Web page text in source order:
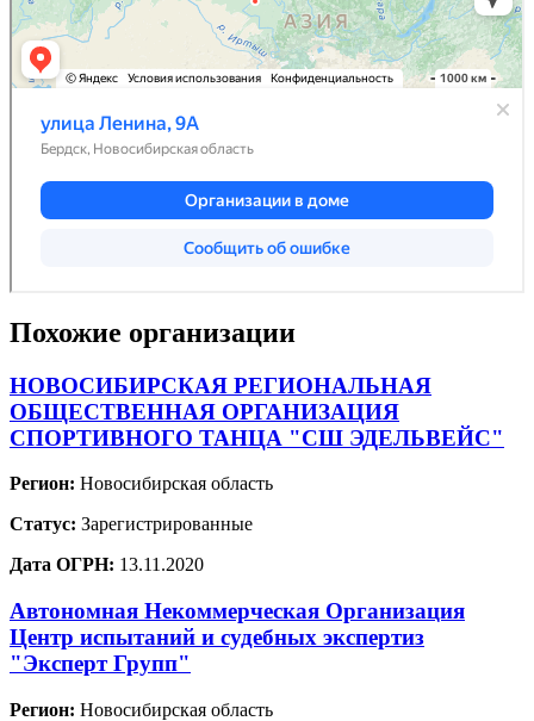
Похожие организации
НОВОСИБИРСКАЯ РЕГИОНАЛЬНАЯ
ОБЩЕСТВЕННАЯ ОРГАНИЗАЦИЯ
СПОРТИВНОГО ТАНЦА "СШ ЭДЕЛЬВЕЙС"
Регион: Новосибирская область
Статус: Зарегистрированные
Дата ОГРН: 13.11.2020
Автономная Некоммерческая Организация
Центр испытаний и судебных экспертиз
"Эксперт Групп"
Регион: Новосибирская область